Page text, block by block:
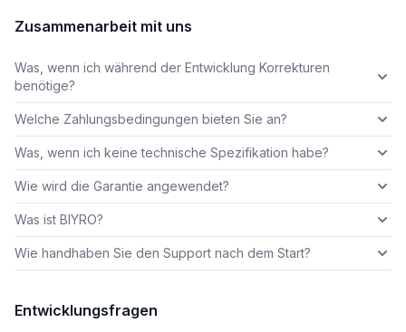
Zusammenarbeit mit uns
Was, wenn ich während der Entwicklung Korrekturen
benötige?
Welche Zahlungsbedingungen bieten Sie an?
Was, wenn ich keine technische Spezifikation habe?
Wie wird die Garantie angewendet?
Was ist BIYRO?
Wie handhaben Sie den Support nach dem Start?
Entwicklungsfragen